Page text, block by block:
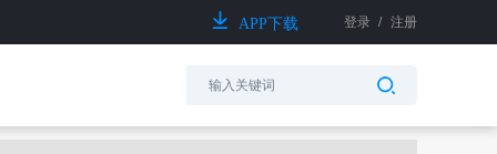
APP下载 登录 / 注册